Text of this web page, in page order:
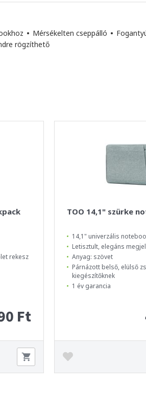
• Mérsékelten cseppálló •
rögzíthető
rekesz
Ft
TOO 14,1" szürke
14,1" univerzális
Letisztult, elegáns
Anyag: szövet
Párnázott belső, elülső
kiegészítőknek
1 év garancia